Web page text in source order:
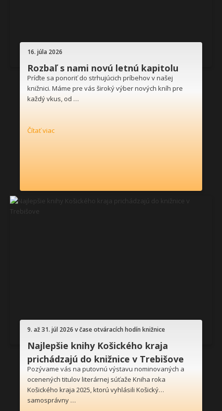
16. júla 2026
Rozbaľ s nami novú letnú kapitolu
Príďte sa ponoriť do strhujúcich príbehov v našej
knižnici. Máme pre vás široký výber nových kníh pre
každý vkus, od …
Čítať viac
9. až 31. júl 2026 v čase otváracích hodín knižnice
Najlepšie knihy Košického kraja
prichádzajú do knižnice v Trebišove
Pozývame vás na putovnú výstavu nominovaných a
ocenených titulov literárnej súťaže Kniha roka
Košického kraja 2025, ktorú vyhlásili Košický
samosprávny …